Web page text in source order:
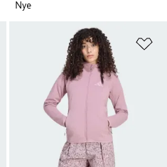
Nye
Føj til ønskeliste